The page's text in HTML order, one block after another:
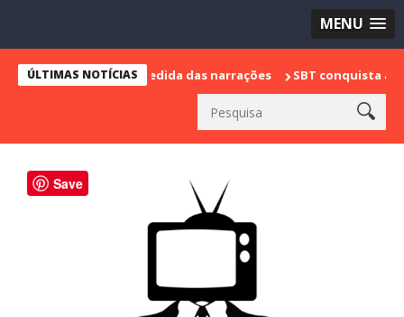
MENU
ÚLTIMAS NOTÍCIAS
sua despedida das narrações SBT conquista a vice
Save